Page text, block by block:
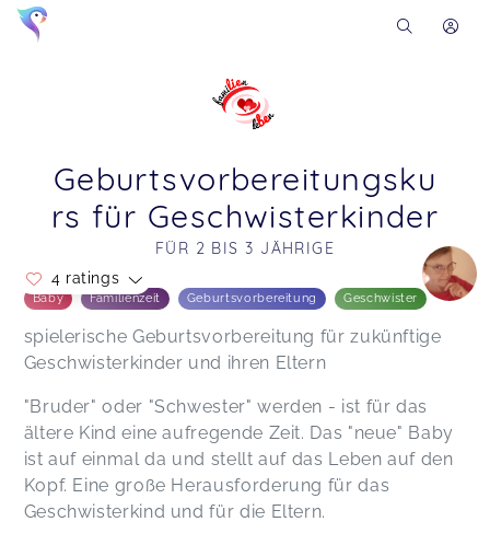
Geburtsvorbereitungsku
rs für Geschwisterkinder
FÜR 2 BIS 3 JÄHRIGE
Soon you will learn more about me here...
4 ratings
War super, vielen lieben Dank!!!!
Jul 10
freut sich jetzt darauf, eine große Schwester zu
sein.
Jagoda,
Baby Familienzeit Geburtsvorbereitung Geschwister
spielerische Geburtsvorbereitung für zukünftige
Geschwisterkinder und ihren Eltern
"Bruder" oder "Schwester" werden - ist für das
ältere Kind eine aufregende Zeit. Das "neue" Baby
ist auf einmal da und stellt auf das Leben auf den
Kopf. Eine große Herausforderung für das
Geschwisterkind und für die Eltern.